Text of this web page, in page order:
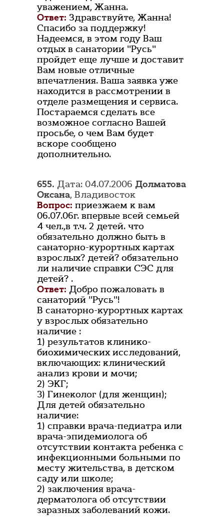
уважением, Жанна.
Ответ: Здравствуйте, Жанна!
Спасибо за поддержку!
Надеемся, в этом году Ваш
отдых в санатории "Русь"
пройдет еще лучше и доставит
Вам новые отличные
впечатления. Ваша заявка уже
находится в рассмотрении в
отделе размещения и сервиса.
Постараемся сделать все
возможное согласно Вашей
просьбе, о чем Вам будет
вскоре сообщено
дополнительно.
655. Дата: 04.07.2006 Долматова
Оксана, Владивосток
Вопрос: приезжаем к вам
06.07.06г. впервые всей семьей
4 чел.,в т.ч. 2 детей. что
обязательно должно быть в
санаторно-курортных картах
взрослых? детей? обязательно
ли наличие справки СЭС для
детей? .
Ответ: Добро пожаловать в
санаторий "Русь"!
В санаторно-курортных картах
у взрослых обязательно
наличие :
1) результатов клинико-
биохимических исследований,
включающих: клинический
анализ крови и мочи;
2) ЭКГ;
3) Гинеколог (для женщин);
Для детей обязательно
наличие:
1) справки врача-педиатра или
врача-эпидемиолога об
отсутствии контакта ребенка с
инфекционными больными по
месту жительства, в детском
саду или школе;
2) заключения врача-
дерматолога об отсутствии
заразных заболеваний кожи.